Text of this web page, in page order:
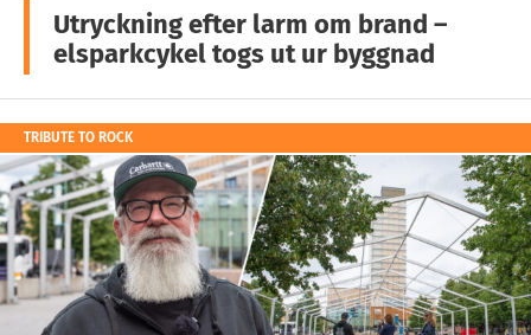
Utryckning efter larm om brand –
elsparkcykel togs ut ur byggnad
TRIBUTE TO ROCK